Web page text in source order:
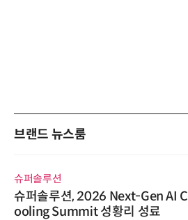
브랜드 뉴스룸
슈퍼솔루션
슈퍼솔루션, 2026 Next-Gen AI C
ooling Summit 성황리 성료